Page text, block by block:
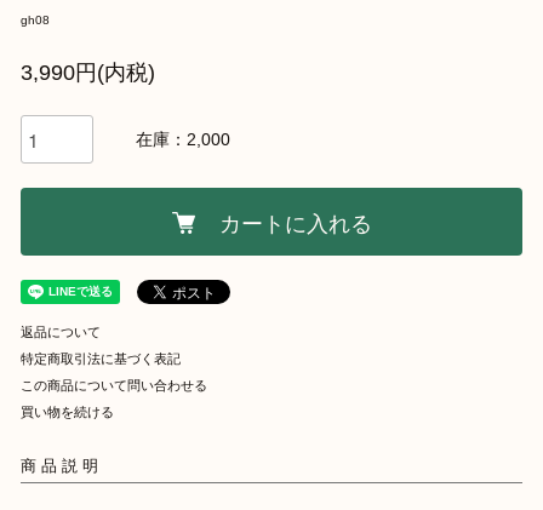
gh08
3,990円(内税)
在庫：2,000
カートに入れる
返品について
特定商取引法に基づく表記
この商品について問い合わせる
買い物を続ける
商品説明